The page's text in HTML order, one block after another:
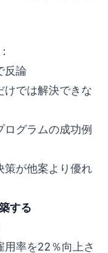
反論
けでは解決できな
ログラムの成功例
策が他案より優れ
する
用率を22％向上さ